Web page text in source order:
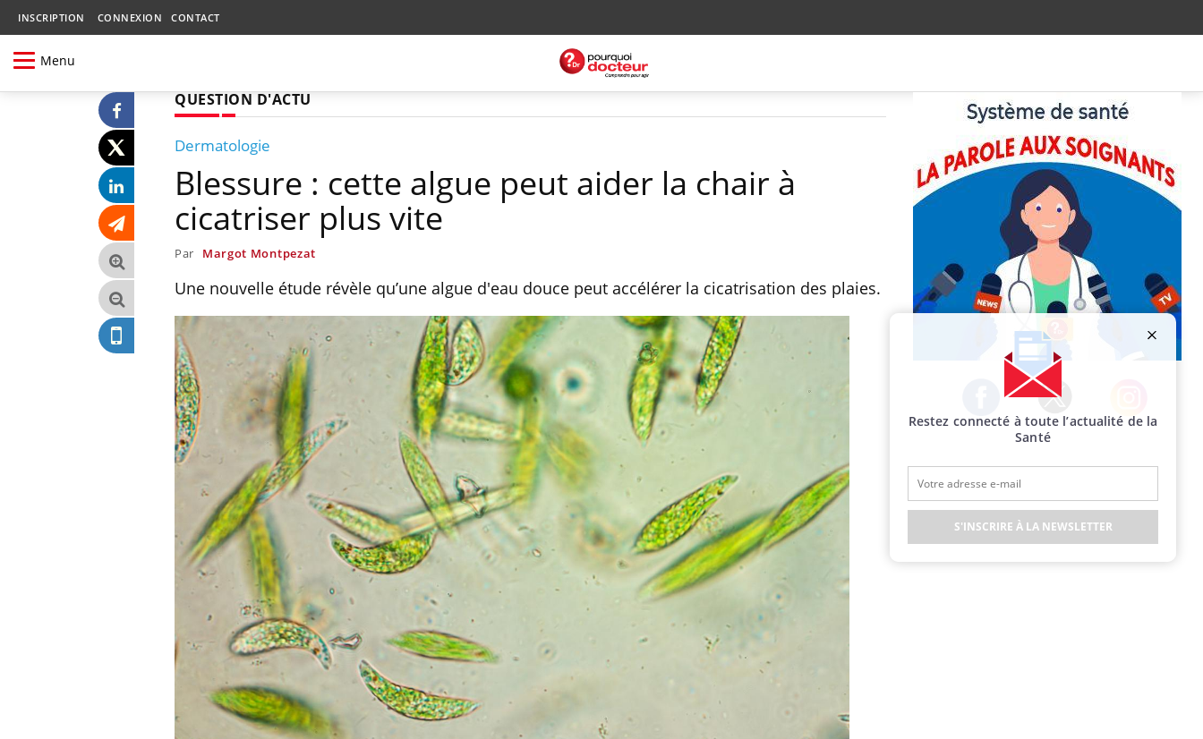
INSCRIPTION CONNEXION CONTACT
Menu
QUESTION D'ACTU
Dermatologie
Blessure : cette algue peut aider la chair à
cicatriser plus vite
Par Margot Montpezat
Une nouvelle étude révèle qu’une algue d'eau douce peut accélérer la cicatrisation des plaies.
Facebook Twitter Instagram
Restez connecté à toute l’actualité de la
Santé
S'INSCRIRE À LA NEWSLETTER